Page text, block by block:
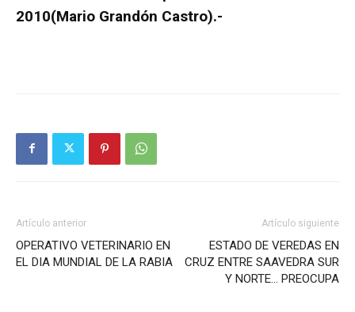
2010(Mario Grandón Castro).-
Artículo anterior
OPERATIVO VETERINARIO EN
EL DIA MUNDIAL DE LA RABIA
Artículo siguiente
ESTADO DE VEREDAS EN
CRUZ ENTRE SAAVEDRA SUR
Y NORTE… PREOCUPA